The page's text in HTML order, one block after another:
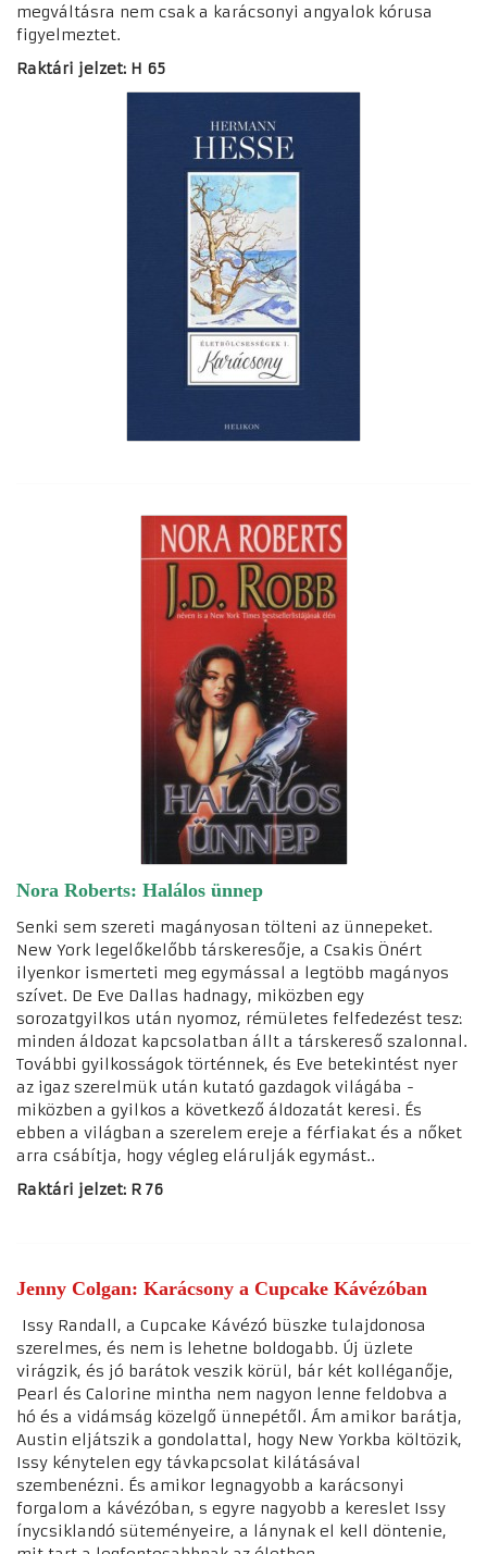
megváltásra nem csak a karácsonyi angyalok kórusa
figyelmeztet.
Raktári jelzet: H 65
Nora Roberts: Halálos ünnep
Senki sem szereti magányosan tölteni az ünnepeket.
New York legelőkelőbb társkeresője, a Csakis Önért
ilyenkor ismerteti meg egymással a legtöbb magányos
szívet. De Eve Dallas hadnagy, miközben egy
sorozatgyilkos után nyomoz, rémületes felfedezést tesz:
minden áldozat kapcsolatban állt a társkereső szalonnal.
További gyilkosságok történnek, és Eve betekintést nyer
az igaz szerelmük után kutató gazdagok világába -
miközben a gyilkos a következő áldozatát keresi. És
ebben a világban a szerelem ereje a férfiakat és a nőket
arra csábítja, hogy végleg elárulják egymást..
Raktári jelzet: R 76
Jenny Colgan: Karácsony a Cupcake Kávézóban
Issy Randall, a Cupcake Kávézó büszke tulajdonosa
szerelmes, és nem is lehetne boldogabb. Új üzlete
virágzik, és jó barátok veszik körül, bár két kolléganője,
Pearl és Calorine mintha nem nagyon lenne feldobva a
hó és a vidámság közelgő ünnepétől. Ám amikor barátja,
Austin eljátszik a gondolattal, hogy New Yorkba költözik,
Issy kénytelen egy távkapcsolat kilátásával
szembenézni. És amikor legnagyobb a karácsonyi
forgalom a kávézóban, s egyre nagyobb a kereslet Issy
ínycsiklandó süteményeire, a lánynak el kell döntenie,